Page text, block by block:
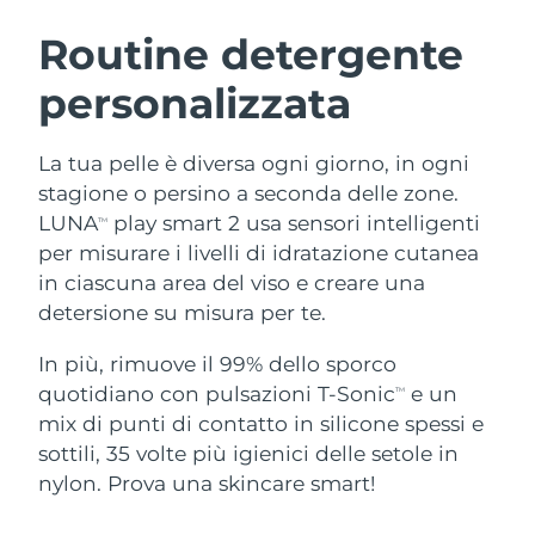
Routine detergente
personalizzata
La tua pelle è diversa ogni giorno, in ogni
stagione o persino a seconda delle zone.
LUNATM
play smart 2 usa sensori intelligenti
per misurare i livelli di idratazione cutanea
in ciascuna area del viso e creare una
detersione su misura per te.
In più, rimuove il 99% dello sporco
quotidiano con pulsazioni T-SonicTM
e un
mix di punti di contatto in silicone spessi e
sottili, 35 volte più igienici delle setole in
nylon. Prova una skincare smart!
LUNA™ 4 pacchetto
Anti-aging massage
LUNA™ 4 Plus
LUNA™ 4 Men
For men, anti-aging massage
BEAR™ 2 pacchetto
Microcurrent toning
BEAR™ 2 go
BEAR™ 2 eyes & lips
Microcurrent line smoothing device
Idratazione
UFO™ 3 pacchetto
Deep facial hydration
UFO™ 3 LED
Near-infrared and red light therapy
device
Igiene orale
Hybrid silicone sonic toothbrush
issa™ 4 plus
Smart hybrid silicone sonic toothbrush
TRATTAMENTI ANTI-AGE FAQ™
Anti-age Trattamenti LED
NEW
Austria Consegna stimata
Bahrein Consegna stimata
Belgio
Bermuda Consegna stimata8/17/26
Bosnia ed
Erzegovina
Consegna stimata
Bulgaria Consegna stimata8/11/26
Canada Consegna stimata 8/15/26